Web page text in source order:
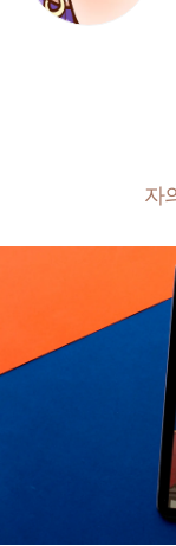
자